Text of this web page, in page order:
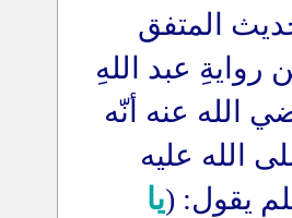
المتفق
عبد اللهِ
الله عنه أنّه
الله عليه
يقول: (يا